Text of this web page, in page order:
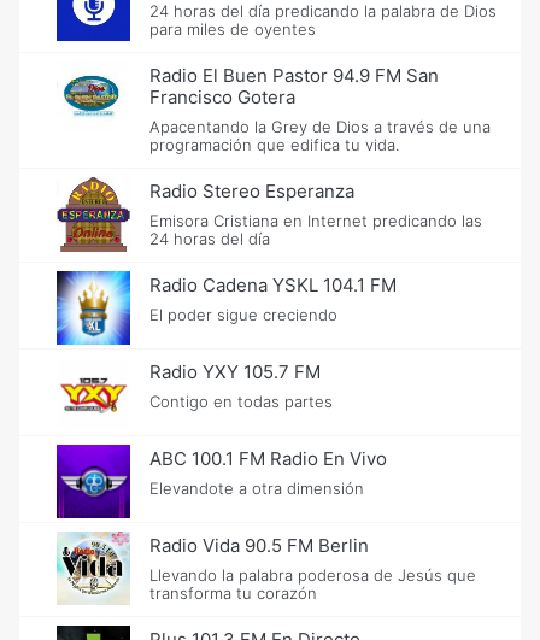
24 horas del día predicando la palabra de Dios
para miles de oyentes
Radio El Buen Pastor 94.9 FM San
Francisco Gotera
Apacentando la Grey de Dios a través de una
programación que edifica tu vida.
Radio Stereo Esperanza
Emisora Cristiana en Internet predicando las
24 horas del día
Radio Cadena YSKL 104.1 FM
El poder sigue creciendo
Radio YXY 105.7 FM
Contigo en todas partes
ABC 100.1 FM Radio En Vivo
Elevandote a otra dimensión
Radio Vida 90.5 FM Berlin
Llevando la palabra poderosa de Jesús que
transforma tu corazón